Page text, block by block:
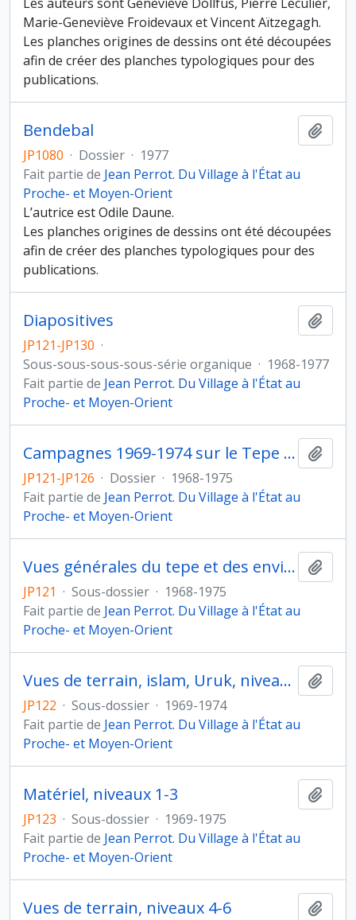
Marie-Geneviève Froidevaux et Vincent Aïtzegagh.
Les planches origines de dessins ont été découpées
afin de créer des planches typologiques pour des
publications.
Bendebal
JP1080 · Dossier · 1977
Fait partie de Jean Perrot. Du Village à l'État au
Proche- et Moyen-Orient
L’autrice est Odile Daune.
Les planches origines de dessins ont été découpées
afin de créer des planches typologiques pour des
publications.
Diapositives
JP121-JP130 ·
Sous-sous-sous-sous-série organique · 1968-1977
Fait partie de Jean Perrot. Du Village à l'État au
Proche- et Moyen-Orient
Campagnes 1969-1974 sur le Tepe Djaffarabad
JP121-JP126 · Dossier · 1968-1975
Fait partie de Jean Perrot. Du Village à l'État au
Proche- et Moyen-Orient
Vues générales du tepe et des environs
JP121 · Sous-dossier · 1968-1975
Fait partie de Jean Perrot. Du Village à l'État au
Proche- et Moyen-Orient
Vues de terrain, islam, Uruk, niveaux 1-3
JP122 · Sous-dossier · 1969-1974
Fait partie de Jean Perrot. Du Village à l'État au
Proche- et Moyen-Orient
Matériel, niveaux 1-3
JP123 · Sous-dossier · 1969-1975
Fait partie de Jean Perrot. Du Village à l'État au
Proche- et Moyen-Orient
Vues de terrain, niveaux 4-6